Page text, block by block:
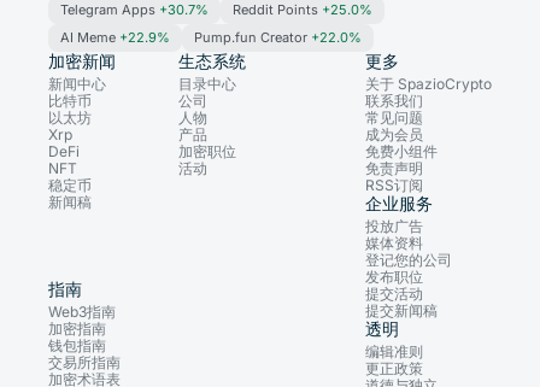
Telegram Apps +30.7% Reddit Points +25.0%
AI Meme +22.9% Pump.fun Creator +22.0%
加密新闻
新闻中心
比特币
以太坊
Xrp
DeFi
NFT
稳定币
新闻稿
生态系统
目录中心
公司
人物
产品
加密职位
活动
指南
Web3指南
加密指南
钱包指南
交易所指南
加密术语表
更多
关于 SpazioCrypto
联系我们
常见问题
成为会员
免费小组件
免责声明
RSS订阅
企业服务
投放广告
媒体资料
登记您的公司
发布职位
提交活动
提交新闻稿
透明
编辑准则
更正政策